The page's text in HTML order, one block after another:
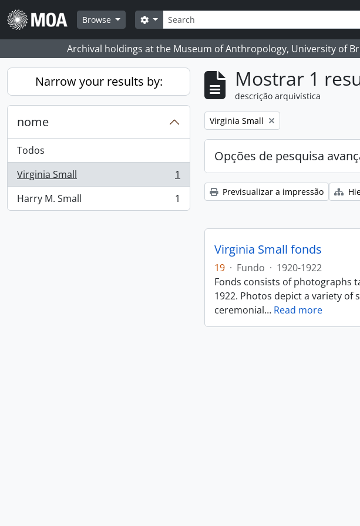
Skip to main content
Browse
Pesquisar
Search options
Archival holdings at the Museum of Anthropology, University of
Narrow your results by:
nome
Todos
Virginia Small
, 1 resultados
1
Harry M. Small
, 1 resultados 1
Mostrar 1
descrição arquivística
Remove filter:
Virginia Small
Opções de pesquisa
Previsualizar a impressão
Virginia Small fonds
19 · Fundo · 1920-1922
Fonds consists of photographs
1922. Photos depict a variety
ceremonial… Read more